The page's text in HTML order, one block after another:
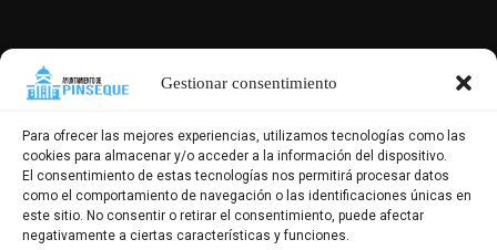
Gestionar consentimiento
Para ofrecer las mejores experiencias, utilizamos tecnologías como las
cookies para almacenar y/o acceder a la información del dispositivo.
El consentimiento de estas tecnologías nos permitirá procesar datos
como el comportamiento de navegación o las identificaciones únicas en
este sitio. No consentir o retirar el consentimiento, puede afectar
negativamente a ciertas características y funciones.